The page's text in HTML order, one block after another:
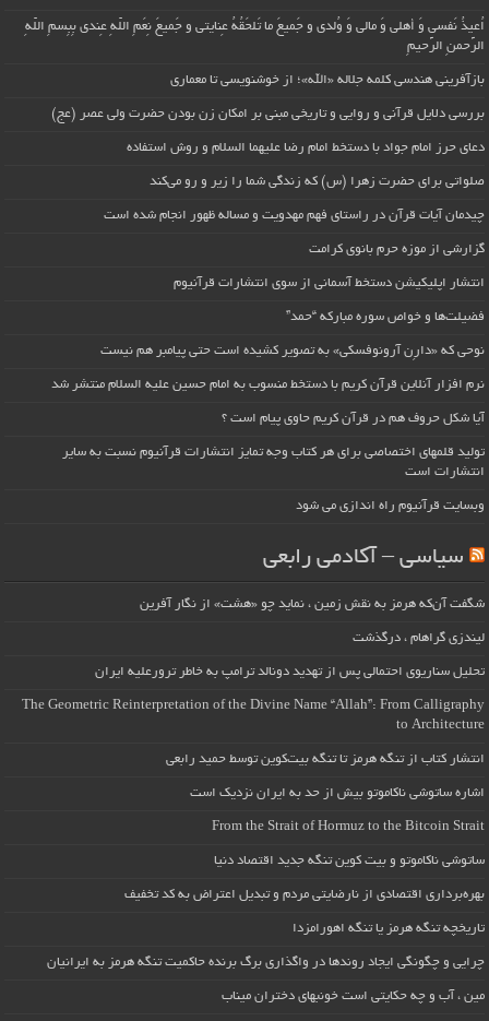
اُعیذُ نَفسی وَ أهلی وَ مالی وَ وُلدی و جَمیعَ ما تَلحَقُهُ عِنایتی و جَمیعَ نِعَمِ اللّهِ عِندی بِبِسمِ اللّهِ
الرَّحمنِ الرَّحیمِ
بازآفرینی هندسی کلمه جلاله «الله»؛ از خوشنویسی تا معماری
بررسی دلایل قرآنی و روایی و تاریخی مبنی بر امکان زن بودن حضرت ولی عصر (عج)
دعای حرز امام جواد با دستخط امام رضا علیهما السلام و روش استفاده
صلواتی برای حضرت زهرا (س) که زندگی شما را زیر و رو می‌کند
چیدمان آیات قرآن در راستای فهم مهدویت و مساله ظهور انجام شده است
گزارشی از موزه حرم بانوی کرامت
انتشار اپلیکیشن دستخط آسمانی از سوی انتشارات قرآنیوم
فضیلت‌ها و خواص سوره مبارکه “حمد”
نوحی که «دارِن آرونوفسکی» به تصویر کشیده است حتی پیامبر هم نیست
نرم افزار آنلاین قرآن کریم با دستخط منسوب به امام حسین علیه السلام منتشر شد
آیا شکل حروف هم در قرآن کریم حاوی پیام است ؟
تولید قلمهای اختصاصی برای هر کتاب وجه تمایز انتشارات قرآنیوم نسبت به سایر
انتشارات است
وبسایت قرآنیوم راه اندازی می شود
سیاسی – آکادمی رابعی
شگفت آن‌که هرمز به نقش زمین ، نماید چو «هشت» از نگار آفرین
لیندزی گراهام ، درگذشت
تحلیل سناریوی احتمالی پس از تهدید دونالد ترامپ به خاطر ترورعلیه ایران
The Geometric Reinterpretation of the Divine Name “Allah”: From Calligraphy
to Architecture
انتشار کتاب از تنگه هرمز تا تنگه بیت‌کوین توسط حمید رابعی
اشاره ساتوشی ناکاموتو بیش از حد به ایران نزدیک است
From the Strait of Hormuz to the Bitcoin Strait
ساتوشی ناکاموتو و بیت کوین تنگه جدید اقتصاد دنیا
بهره‌برداری اقتصادی از نارضایتی مردم و تبدیل اعتراض به کد تخفیف
تاریخچه تنگه هرمز یا تنگه اهورامزدا
چرایی و چگونگی ایجاد روندها در واگذاری برگ برنده حاکمیت تنگه هرمز به ایرانیان
مین ، آب و چه حکایتی است خونبهای دختران میناب